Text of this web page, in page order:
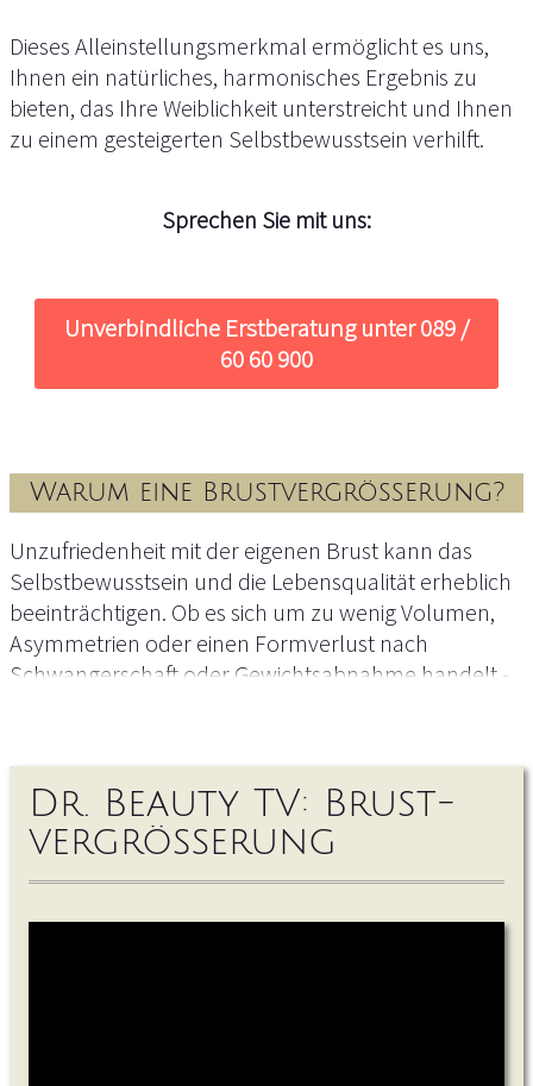
Dieses Alleinstellungsmerkmal ermöglicht es uns,
Ihnen ein natürliches, harmonisches Ergebnis zu
bieten, das Ihre Weiblichkeit unterstreicht und Ihnen
zu einem gesteigerten Selbstbewusstsein verhilft.
Sprechen Sie mit uns:
Unverbindliche Erstberatung unter 089 /
60 60 900
Warum eine Brustvergrößerung?
Unzufriedenheit mit der eigenen Brust kann das
Selbstbewusstsein und die Lebensqualität erheblich
beeinträchtigen. Ob es sich um zu wenig Volumen,
Asymmetrien oder einen Formverlust nach
Schwangerschaft oder Gewichtsabnahme handelt -
Unser Ziel in der Schönheitsklinik Dr. Funkist es, Ihre
individuellen Wünsche zu verstehen und gemeinsam
mit Ihnen eine Lösung zu finden, die perfekt zu Ihnen
passt. Eine ästhetisch geformte Brust kann nicht nur
das äußere Erscheinungsbild verbessern, sondern
Dr. Beauty TV: Brust­
vergrößerung